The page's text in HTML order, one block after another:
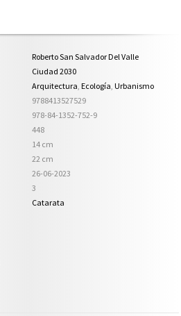
Roberto San Salvador Del Valle
Ciudad 2030
Arquitectura Ecología Urbanismo
9788413527529
978-84-1352-752-9
448
14 cm
22 cm
26-06-2023
3
Catarata